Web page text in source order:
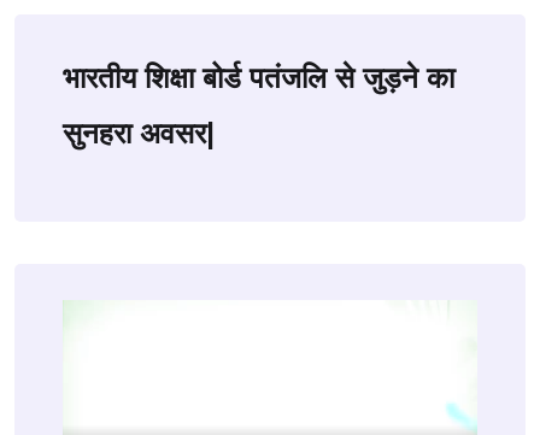
भारतीय शिक्षा बोर्ड पतंजलि से जुड़ने का
सुनहरा अवसर|